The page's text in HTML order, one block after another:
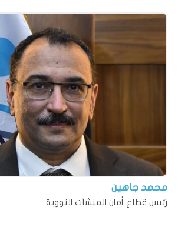
محمد جاهين
رئيس قطاع أمان المنشآت النووية